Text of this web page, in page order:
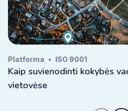
Platforma • ISO 9001
Kaip suvienodinti kokybės
vietovėse